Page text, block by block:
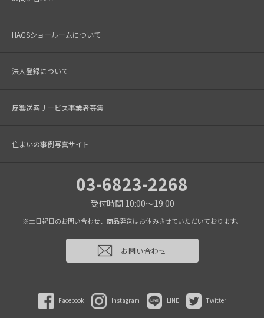
HAGSショールームについて
法人登録について
反響送客サービス事業者募集
住まいの事例写真サイト
03-6823-2268
受付時間 10:00～19:00
※土日祝日のお問い合わせ、商品発送はお休みさせていただいております。
お問い合わせ
Facebook Instagram LINE Twitter